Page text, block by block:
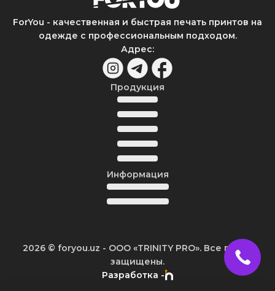
ForYou - качественная и быстрая печать принтов на
одежде с профессиональным подходом.
Адрес:
Продукция
Информация
2026 © foryou.uz - ООО «TRINITY PRO». Все права
защищены.
Разработка -